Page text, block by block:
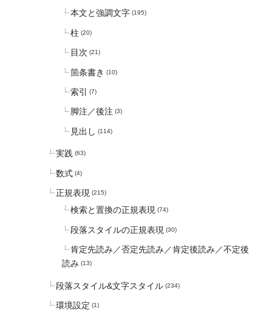
本文と強調文字 (195)
柱 (20)
目次 (21)
箇条書き (10)
索引 (7)
脚注／後注 (3)
見出し (114)
実践 (63)
数式 (4)
正規表現 (215)
検索と置換の正規表現 (74)
段落スタイルの正規表現 (30)
肯定先読み／否定先読み／肯定後読み／不定後
読み (13)
段落スタイル&文字スタイル (234)
環境設定 (1)